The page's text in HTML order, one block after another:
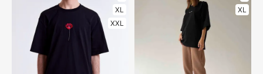
XL
XXL
XL